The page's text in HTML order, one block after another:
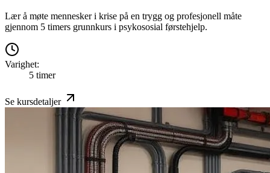
Lær å møte mennesker i krise på en trygg og profesjonell måte
gjennom 5 timers grunnkurs i psykososial førstehjelp.
Varighet:
5 timer
Se kursdetaljer